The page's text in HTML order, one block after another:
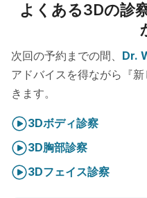
よくある3Dの診
次回の予約までの間、 Dr.
アドバイスを得ながら『
きます。
3Dボディ診察
3D胸部診察
3Dフェイス診察